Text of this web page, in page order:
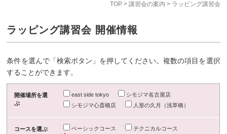
TOP> 講習会の案内 > ラッピング講習会
ラッピング講習会 開催情報
条件を選んで「検索ボタン」を押してください。複数の項目を選択
することができます。
開催場所を選
ぶ
east side tokyo
シモジマ名古屋店
シモジマ心斎橋店
人形の久月（浅草橋）
コースを選ぶ ベーシックコース
テクニカルコース